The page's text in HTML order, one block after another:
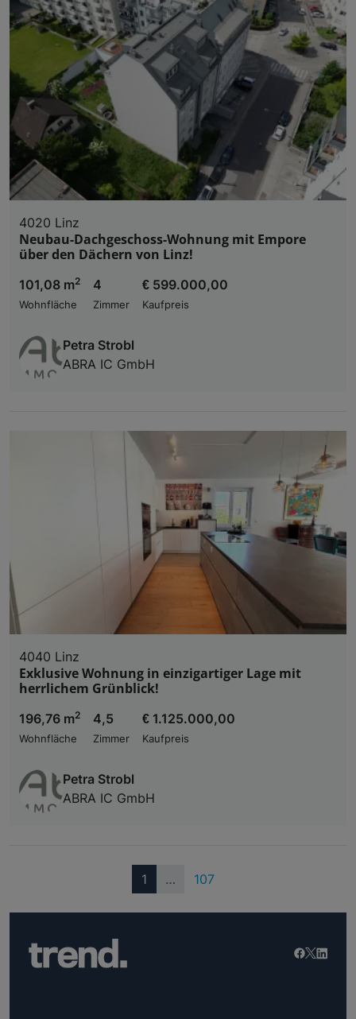
4020 Linz
Neubau-Dachgeschoss-Wohnung mit Empore
über den Dächern von Linz!
101,08 m2
Wohnfläche
4
Zimmer
€ 599.000,00
Kaufpreis
Petra Strobl
ABRA IC GmbH
4040 Linz
Exklusive Wohnung in einzigartiger Lage mit
herrlichem Grünblick!
196,76 m2
Wohnfläche
4,5
Zimmer
€ 1.125.000,00
Kaufpreis
Petra Strobl
ABRA IC GmbH
1 (current)
… 107